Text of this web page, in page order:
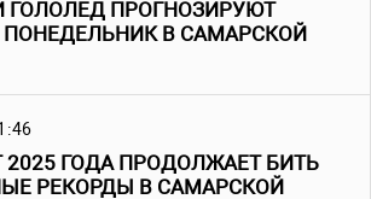
ГОЛОЛЕД ПРОГНОЗИРУЮТ
В САМАРСКОЙ
ГОДА ПРОДОЛЖАЕТ БИТЬ
РЕКОРДЫ В САМАРСКОЙ